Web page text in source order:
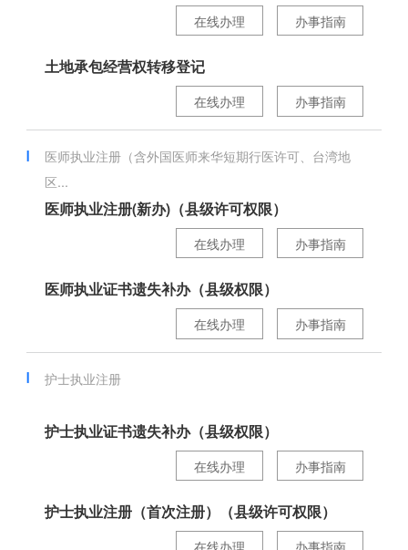
办事指南
在线办理
土地承包经营权转移登记
办事指南
在线办理
医师执业注册（含外国医师来华短期行医许可、台湾地
区...
医师执业注册(新办)（县级许可权限）
办事指南
在线办理
医师执业证书遗失补办（县级权限）
办事指南
在线办理
护士执业注册
护士执业证书遗失补办（县级权限）
办事指南
在线办理
护士执业注册（首次注册）（县级许可权限）
办事指南
在线办理